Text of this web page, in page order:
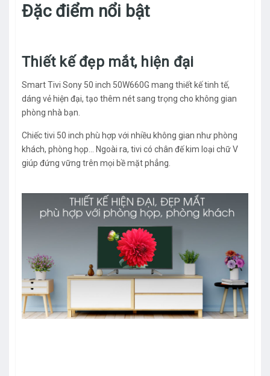
Đặc điểm nổi bật
Thiết kế đẹp mắt, hiện đại
Smart Tivi Sony 50 inch 50W660G mang thiết kế tinh tế,
dáng vẻ hiện đại, tạo thêm nét sang trọng cho không gian
phòng nhà bạn.
Chiếc tivi 50 inch phù hợp với nhiều không gian như phòng
khách, phòng họp... Ngoài ra, tivi có chân đế kim loại chữ V
giúp đứng vững trên mọi bề mặt phẳng.